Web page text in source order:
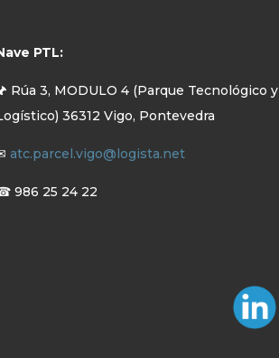
PTL:
Rúa 3, MODULO 4 (Parque Tecnológico y
36312 Vigo, Pontevedra
atc.parcel.vigo@logista.net
986 25 24 22